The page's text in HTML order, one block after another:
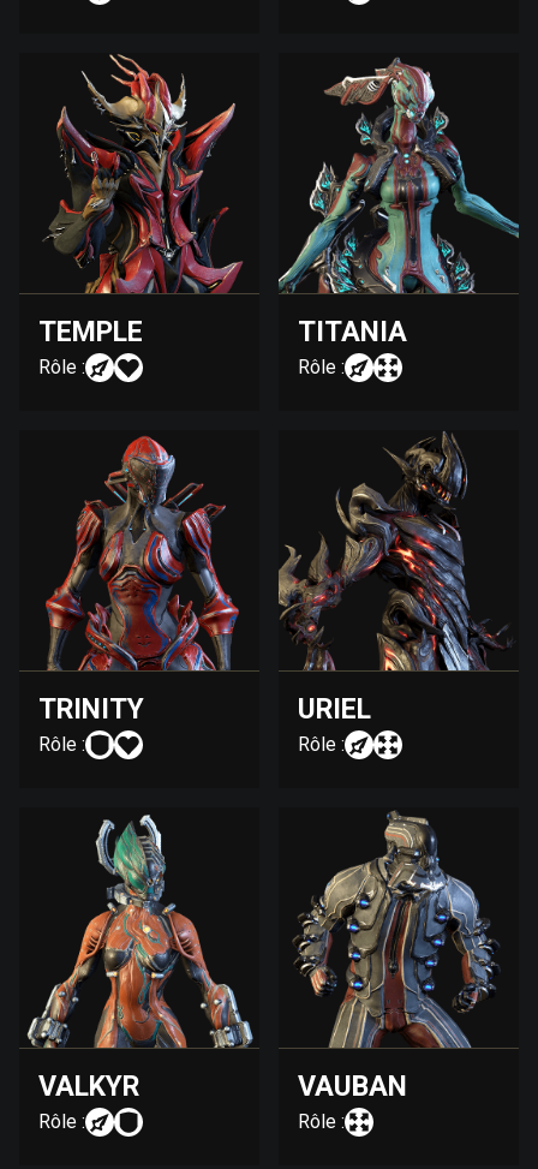
TEMPLE
Rôle :
TITANIA
Rôle :
TRINITY
Rôle :
URIEL
Rôle :
VALKYR
Rôle :
VAUBAN
Rôle :